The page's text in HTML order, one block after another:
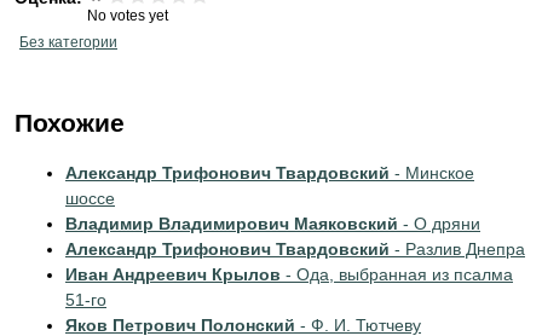
No votes yet
Без категории
Похожие
Александр Трифонович Твардовский - Минское
шоссе
Владимир Владимирович Маяковский - О дряни
Александр Трифонович Твардовский - Разлив Днепра
Иван Андреевич Крылов - Ода, выбранная из псалма
51-го
Яков Петрович Полонский - Ф. И. Тютчеву